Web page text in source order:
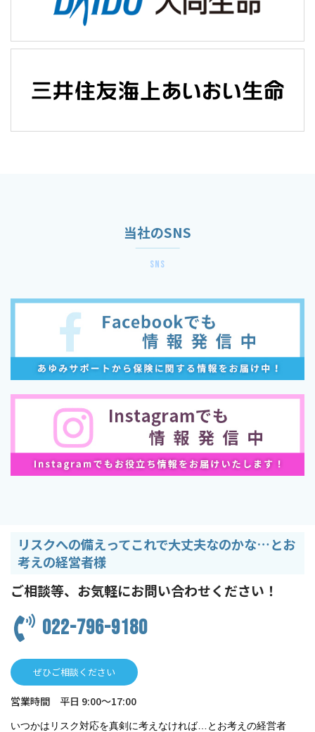
当社のSNS
sns
リスクへの備えってこれで大丈夫なのかな…とお
考えの経営者様
ご相談等、お気軽にお問い合わせください！
022-796-9180
ぜひご相談ください
営業時間 平日 9:00～17:00
いつかはリスク対応を真剣に考えなければ…とお考えの経営者